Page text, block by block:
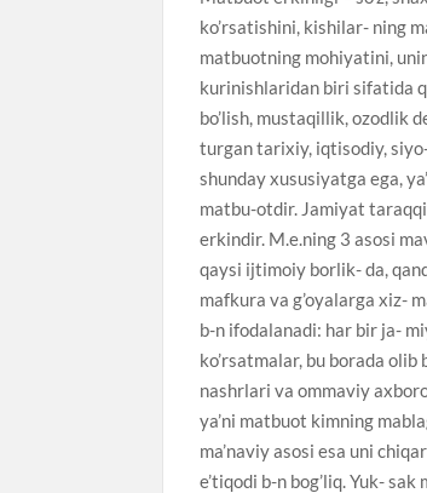
ko’rsatishini, kishilar- ning
matbuotning mohiyatini,
kurinishlaridan biri sifatida
bo’lish, mustaqillik, ozodlik
turgan tarixiy, iqtisodiy,
shunday xususiyatga ega,
matbu-otdir. Jamiyat
erkindir. M.e.ning 3 asosi
qaysi ijtimoiy borlik- da,
mafkura va g’oyalarga xiz-
b-n ifodalanadi: har bir ja-
ko’rsatmalar, bu borada
nashrlari va ommaviy
ya’ni matbuot kimning
ma’naviy asosi esa uni
e’tiqodi b-n bog’liq. Yuk-